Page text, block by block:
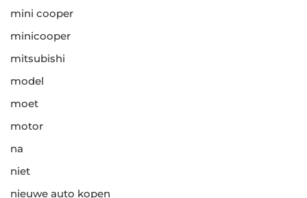
mini cooper
minicooper
mitsubishi
model
moet
motor
na
niet
nieuwe auto kopen